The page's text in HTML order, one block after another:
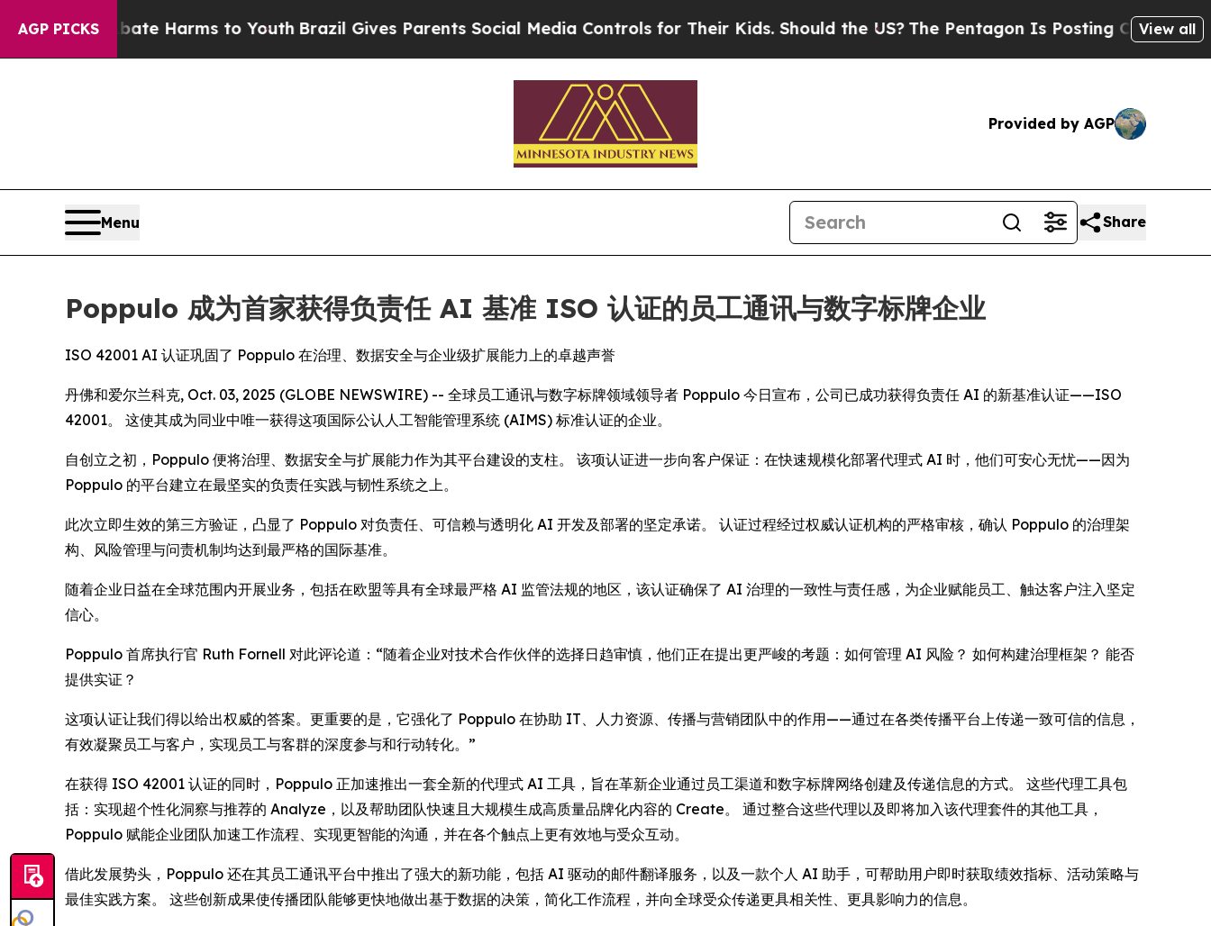
AGP PICKS
to Abate Harms to YouthBrazil Gives Parents Social Media Controls for Their Kids. Should the US?The Pentagon Is Posting Cryptic Biblical
View all
Provided by AGP
Menu Share
Poppulo 成为首家获得负责任 AI 基准 ISO 认证的员工通讯与数字标牌企业
ISO 42001 AI 认证巩固了 Poppulo 在治理、数据安全与企业级扩展能力上的卓越声誉
丹佛和爱尔兰科克, Oct. 03, 2025 (GLOBE NEWSWIRE) -- 全球员工通讯与数字标牌领域领导者 Poppulo 今日宣布，公司已成功获得负责任 AI 的新基准认证——ISO
42001。 这使其成为同业中唯一获得这项国际公认人工智能管理系统 (AIMS) 标准认证的企业。
自创立之初，Poppulo 便将治理、数据安全与扩展能力作为其平台建设的支柱。 该项认证进一步向客户保证：在快速规模化部署代理式 AI 时，他们可安心无忧——因为
Poppulo 的平台建立在最坚实的负责任实践与韧性系统之上。
此次立即生效的第三方验证，凸显了 Poppulo 对负责任、可信赖与透明化 AI 开发及部署的坚定承诺。 认证过程经过权威认证机构的严格审核，确认 Poppulo 的治理架
构、风险管理与问责机制均达到最严格的国际基准。
随着企业日益在全球范围内开展业务，包括在欧盟等具有全球最严格 AI 监管法规的地区，该认证确保了 AI 治理的一致性与责任感，为企业赋能员工、触达客户注入坚定
信心。
Poppulo 首席执行官 Ruth Fornell 对此评论道：“随着企业对技术合作伙伴的选择日趋审慎，他们正在提出更严峻的考题：如何管理 AI 风险？ 如何构建治理框架？ 能否
提供实证？
这项认证让我们得以给出权威的答案。更重要的是，它强化了 Poppulo 在协助 IT、人力资源、传播与营销团队中的作用——通过在各类传播平台上传递一致可信的信息，
有效凝聚员工与客户，实现员工与客群的深度参与和行动转化。”
在获得 ISO 42001 认证的同时，Poppulo 正加速推出一套全新的代理式 AI 工具，旨在革新企业通过员工渠道和数字标牌网络创建及传递信息的方式。 这些代理工具包
括：实现超个性化洞察与推荐的 Analyze ，以及帮助团队快速且大规模生成高质量品牌化内容的 Create。 通过整合这些代理以及即将加入该代理套件的其他工具，
Poppulo 赋能企业团队加速工作流程、实现更智能的沟通，并在各个触点上更有效地与受众互动。
借此发展势头，Poppulo 还在其员工通讯平台中推出了强大的新功能，包括 AI 驱动的邮件翻译服务，以及一款个人 AI 助手，可帮助用户即时获取绩效指标、活动策略与
最佳实践方案。 这些创新成果使传播团队能够更快地做出基于数据的决策，简化工作流程，并向全球受众传递更具相关性、更具影响力的信息。